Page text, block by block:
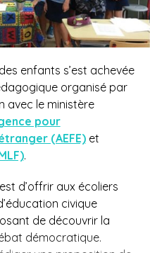
enfants s’est achevée
organisé par
avec le ministère
pour
(AEFE)et
.
d’offrir aux écoliers
civique
de découvrir la
démocratique.